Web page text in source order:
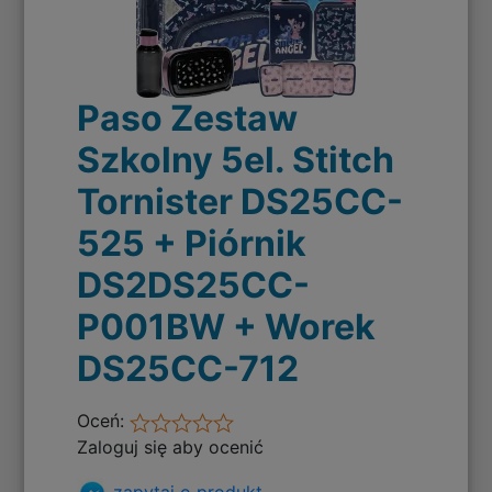
Paso Zestaw
Szkolny 5el. Stitch
Tornister DS25CC-
525 + Piórnik
DS2DS25CC-
P001BW + Worek
DS25CC-712
Oceń:
Zaloguj się aby ocenić